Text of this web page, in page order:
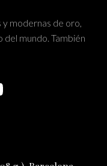
modernas de oro,
mundo. También